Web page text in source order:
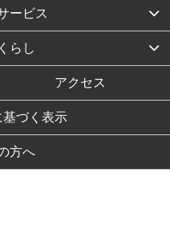
ービス
らし
アクセス
づく表示
方へ